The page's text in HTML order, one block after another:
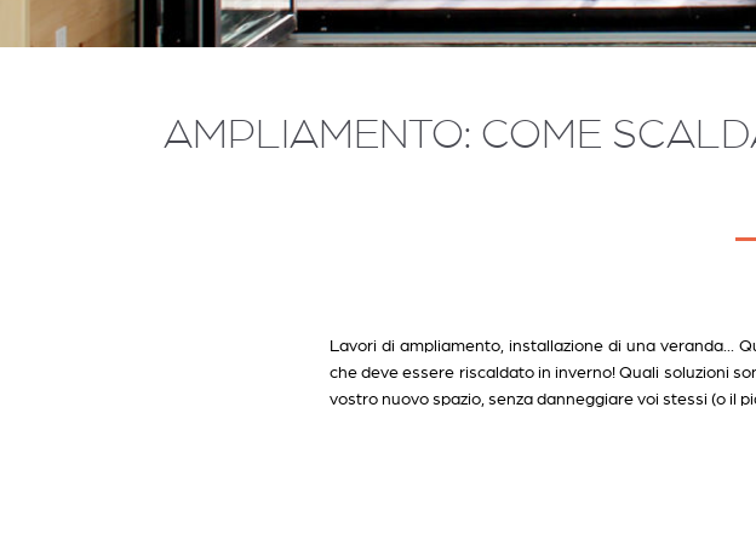
AMPLIAMENTO: COME
Lavori di ampliamento, installazione di una veranda...
che deve essere riscaldato in inverno! Quali soluzioni
vostro nuovo spazio, senza danneggiare voi stessi (o il